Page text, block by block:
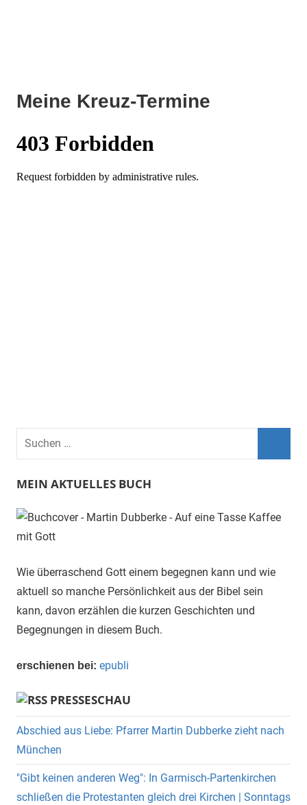
Meine Kreuz-Termine
Suchen
MEIN AKTUELLES BUCH
Wie überraschend Gott einem begegnen kann und wie
aktuell so manche Persönlichkeit aus der Bibel sein
kann, davon erzählen die kurzen Geschichten und
Begegnungen in diesem Buch.
erschienen bei: epubli
PRESSESCHAU
Abschied aus Liebe: Pfarrer Martin Dubberke zieht nach
München
"Gibt keinen anderen Weg": In Garmisch-Partenkirchen
schließen die Protestanten gleich drei Kirchen | Sonntags